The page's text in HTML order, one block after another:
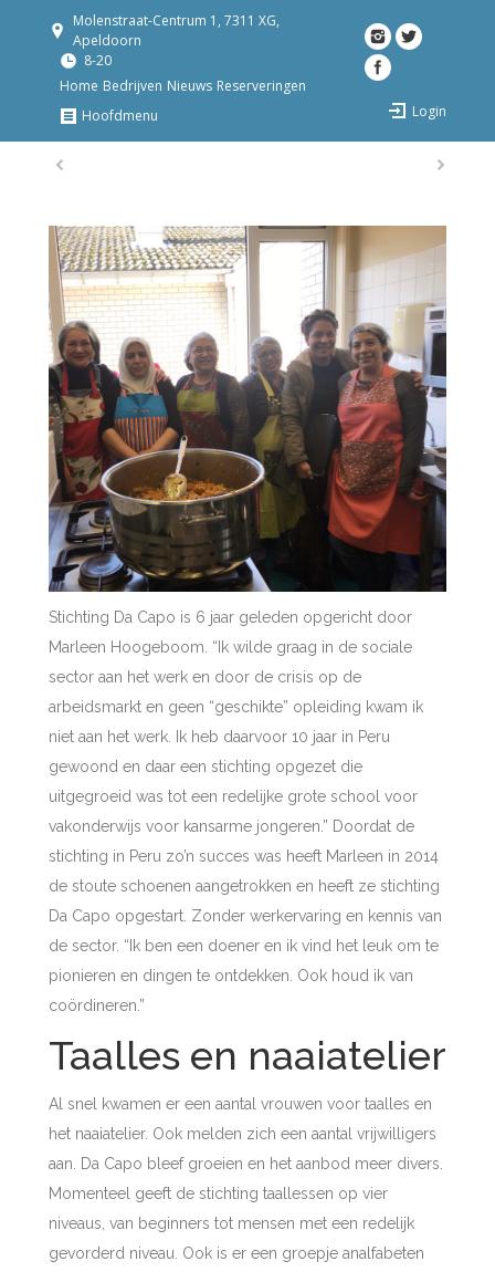
Molenstraat-Centrum 1, 7311 XG,
Apeldoorn
8-20
Home Bedrijven Nieuws Reserveringen
Hoofdmenu
Login
Stichting Da Capo is 6 jaar geleden opgericht door
Marleen Hoogeboom. “Ik wilde graag in de sociale
sector aan het werk en door de crisis op de
arbeidsmarkt en geen “geschikte” opleiding kwam ik
niet aan het werk. Ik heb daarvoor 10 jaar in Peru
gewoond en daar een stichting opgezet die
uitgegroeid was tot een redelijke grote school voor
vakonderwijs voor kansarme jongeren.” Doordat de
stichting in Peru zo’n succes was heeft Marleen in 2014
de stoute schoenen aangetrokken en heeft ze stichting
Da Capo opgestart. Zonder werkervaring en kennis van
de sector. “Ik ben een doener en ik vind het leuk om te
pionieren en dingen te ontdekken. Ook houd ik van
coördineren.”
Taalles en naaiatelier
Al snel kwamen er een aantal vrouwen voor taalles en
het naaiatelier. Ook melden zich een aantal vrijwilligers
aan. Da Capo bleef groeien en het aanbod meer divers.
Momenteel geeft de stichting taallessen op vier
niveaus, van beginners tot mensen met een redelijk
gevorderd niveau. Ook is er een groepje analfabeten